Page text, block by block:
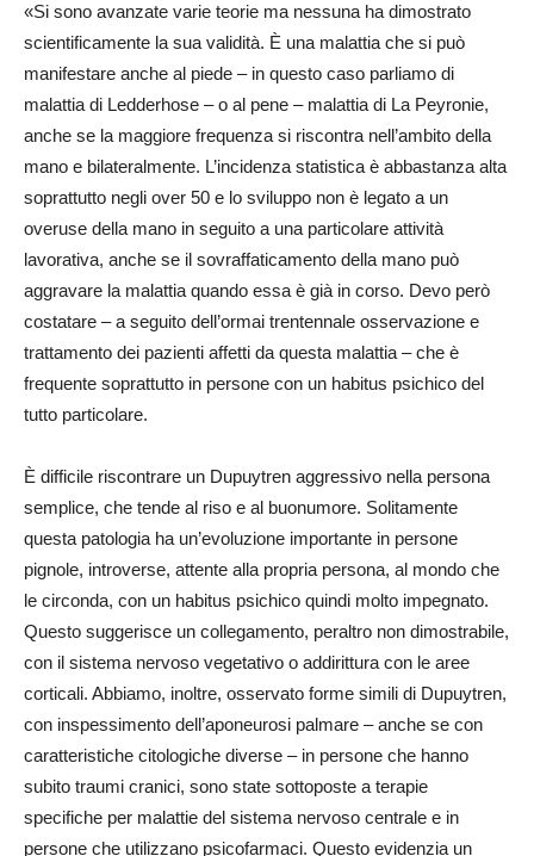
«Si sono avanzate varie teorie ma nessuna ha dimostrato
scientificamente la sua validità. È una malattia che si può
manifestare anche al piede – in questo caso parliamo di
malattia di Ledderhose – o al pene – malattia di La Peyronie,
anche se la maggiore frequenza si riscontra nell’ambito della
mano e bilateralmente. L’incidenza statistica è abbastanza alta
soprattutto negli over 50 e lo sviluppo non è legato a un
overuse della mano in seguito a una particolare attività
lavorativa, anche se il sovraffaticamento della mano può
aggravare la malattia quando essa è già in corso. Devo però
costatare – a seguito dell’ormai trentennale osservazione e
trattamento dei pazienti affetti da questa malattia – che è
frequente soprattutto in persone con un habitus psichico del
tutto particolare.
È difficile riscontrare un Dupuytren aggressivo nella persona
semplice, che tende al riso e al buonumore. Solitamente
questa patologia ha un’evoluzione importante in persone
pignole, introverse, attente alla propria persona, al mondo che
le circonda, con un habitus psichico quindi molto impegnato.
Questo suggerisce un collegamento, peraltro non dimostrabile,
con il sistema nervoso vegetativo o addirittura con le aree
corticali. Abbiamo, inoltre, osservato forme simili di Dupuytren,
con inspessimento dell’aponeurosi palmare – anche se con
caratteristiche citologiche diverse – in persone che hanno
subito traumi cranici, sono state sottoposte a terapie
specifiche per malattie del sistema nervoso centrale e in
persone che utilizzano psicofarmaci. Questo evidenzia un